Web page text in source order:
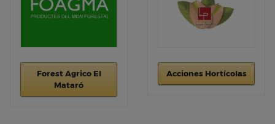
Forest Agrico El
Mataró
Acciones Hortícolas